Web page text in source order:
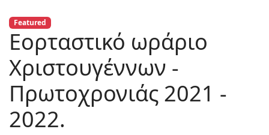
Featured
Εορταστικό ωράριο
Χριστουγέννων -
Πρωτοχρονιάς 2021 -
2022.